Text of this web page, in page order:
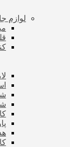
لوازم